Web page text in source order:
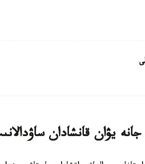
يۋان قانشادان